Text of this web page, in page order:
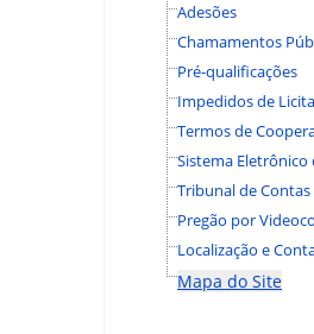
Adesões
Chamamentos
Pré-qualificações
Impedidos de
Termos de
Sistema
Tribunal de Contas
Pregão por
Localização e
Mapa do Site